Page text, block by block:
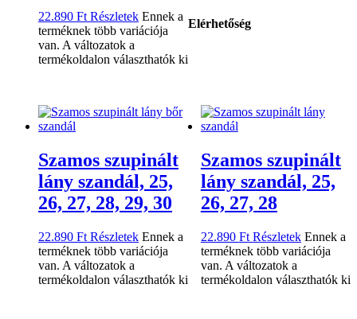
22.890 Ft Részletek Ennek a
terméknek több variációja
van. A változatok a
termékoldalon választhatók ki
Szamos szupinált
lány szandál, 25,
26, 27, 28, 29, 30
22.890 Ft Részletek Ennek a
terméknek több variációja
van. A változatok a
termékoldalon választhatók ki
Szamos szupinált
lány szandál, 25,
26, 27, 28
22.890 Ft Részletek Ennek a
terméknek több variációja
van. A változatok a
termékoldalon választhatók ki
Elérhetőség